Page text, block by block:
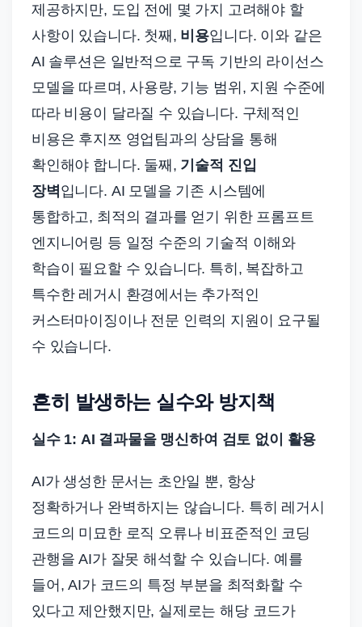
제공하지만, 도입 전에 몇 가지 고려해야 할
사항이 있습니다. 첫째, 비용입니다. 이와 같은
AI 솔루션은 일반적으로 구독 기반의 라이선스
모델을 따르며, 사용량, 기능 범위, 지원 수준에
따라 비용이 달라질 수 있습니다. 구체적인
비용은 후지쯔 영업팀과의 상담을 통해
확인해야 합니다. 둘째, 기술적 진입
장벽 입니다. AI 모델을 기존 시스템에
통합하고, 최적의 결과를 얻기 위한 프롬프트
엔지니어링 등 일정 수준의 기술적 이해와
학습이 필요할 수 있습니다. 특히, 복잡하고
특수한 레거시 환경에서는 추가적인
커스터마이징이나 전문 인력의 지원이 요구될
수 있습니다.
흔히 발생하는 실수와 방지책
실수 1: AI 결과물을 맹신하여 검토 없이 활용
AI가 생성한 문서는 초안일 뿐, 항상
정확하거나 완벽하지는 않습니다. 특히 레거시
코드의 미묘한 로직 오류나 비표준적인 코딩
관행을 AI가 잘못 해석할 수 있습니다. 예를
들어, AI가 코드의 특정 부분을 최적화할 수
있다고 제안했지만, 실제로는 해당 코드가